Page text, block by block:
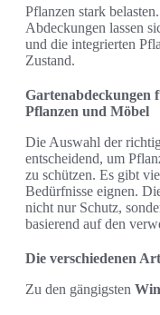
Pflanzen stark
Abdeckungen lassen
und die integrierten
Zustand.
Pflanzen und Möbel
Die Auswahl der
entscheidend, um
zu schützen. Es gibt
Bedürfnisse eignen.
nicht nur Schutz,
basierend auf den
Die verschiedenen
Zu den gängigsten